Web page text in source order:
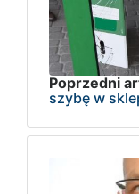
Poprzedni
szybę w